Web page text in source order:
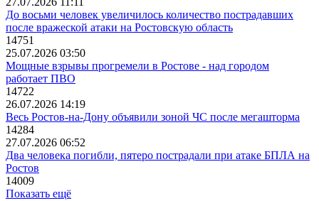
До восьми человек увеличилось количество пострадавших
после вражеской атаки на Ростовскую область
14751
25.07.2026 03:50
Мощные взрывы прогремели в Ростове - над городом
работает ПВО
14722
26.07.2026 14:19
Весь Ростов-на-Дону объявили зоной ЧС после мегашторма
14284
27.07.2026 06:52
Два человека погибли, пятеро пострадали при атаке БПЛА на
Ростов
14009
Показать ещё